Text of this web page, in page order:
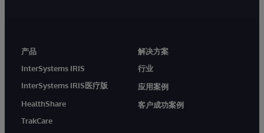
产品
InterSystems IRIS
InterSystems IRIS医疗版
HealthShare
TrakCare
解决方案
行业
应用案例
客户成功案例